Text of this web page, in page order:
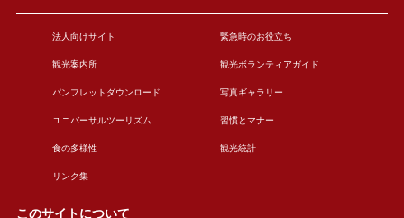
法人向けサイト 緊急時のお役立ち
観光案内所 観光ボランティアガイド
パンフレットダウンロード 写真ギャラリー
ユニバーサルツーリズム 習慣とマナー
食の多様性 観光統計
リンク集
このサイトについて